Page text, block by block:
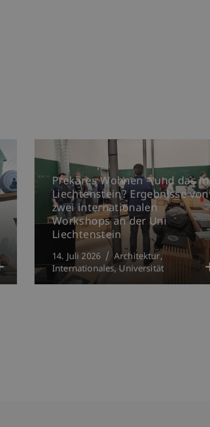
Prekäres Wohnen – und das in
Liechtenstein? Ergebnisse von
zwei internationalen
Workshops an der Uni
Liechtenstein
14. Juli 2026
Architektur
Internationales Universität